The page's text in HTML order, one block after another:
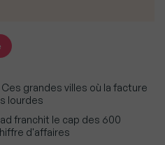
grandes villes où la facture
lourdes
franchit le cap des 600
d'affaires